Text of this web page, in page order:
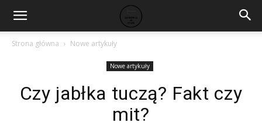
Strona główna Nowe artykuły
Nowe artykuły
Czy jabłka tuczą? Fakt czy
mit?